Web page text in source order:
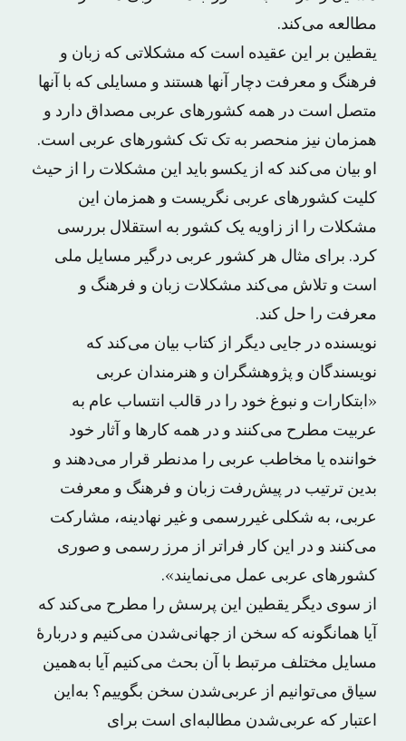
مطالعه می‌کند.
یقطین بر این عقیده است که مشکلاتی که زبان و
فرهنگ و معرفت دچار آنها هستند و مسایلی که با آنها
متصل است در همه کشورهای عربی مصداق دارد و
همزمان نیز منحصر به تک تک کشورهای عربی است.
او بیان می‌کند که از یکسو باید این مشکلات را از حیث
کلیت کشورهای عربی نگریست و همزمان این
مشکلات را از زاویه یک کشور به استقلال بررسی
کرد. برای مثال هر کشور عربی درگیر مسایل ملی
است و تلاش می‌کند مشکلات زبان و فرهنگ و
معرفت را حل کند.
نویسنده در جایی دیگر از کتاب بیان می‌کند که
نویسندگان و پژوهشگران و هنرمندان عربی
«ابتکارات و نبوغ خود را در قالب انتساب عام به
عربیت مطرح می‌کنند و در همه کارها و آثار خود
خواننده یا مخاطب عربی را مدنطر قرار می‌دهند و
بدین ترتیب در پیش‌رفت زبان و فرهنگ و معرفت
عربی، به شکلی غیررسمی و غیر نهادینه، مشارکت
می‌کنند و در این کار فراتر از مرز رسمی و صوری
کشورهای عربی عمل می‌نمایند».
از سوی دیگر یقطین این پرسش را مطرح می‌کند که
آیا همانگونه که سخن از جهانی‌شدن می‌کنیم و دربارهٔ
مسایل مختلف مرتبط با آن بحث می‌کنیم آیا به‌همین
سیاق می‌توانیم از عربی‌شدن سخن بگوییم؟ به‌این
اعتبار که عربی‌شدن مطالبه‌ای است برای